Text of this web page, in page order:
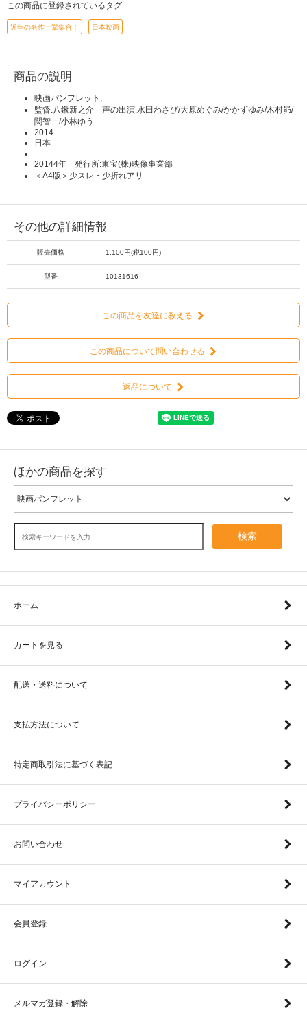
この商品に登録されているタグ
近年の名作一挙集合！ 日本映画
商品の説明
映画パンフレット,
監督:八鍬新之介 声の出演:水田わさび/大原めぐみ/かかずゆみ/木村昴/
関智一/小林ゆう
2014
日本
20144年 発行所:東宝(株)映像事業部
＜A4版＞少スレ・少折れアリ
その他の詳細情報
販売価格 1,100円(税100円)
型番 10131616
この商品を友達に教える
この商品について問い合わせる
返品について
ほかの商品を探す
検索
ホーム
カートを見る
配送・送料について
支払方法について
特定商取引法に基づく表記
プライバシーポリシー
お問い合わせ
マイアカウント
会員登録
ログイン
メルマガ登録・解除